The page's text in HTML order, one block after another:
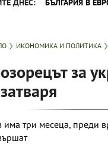
ДНЕС: БЪЛГАРИЯ В
ИКОНОМИКА И ПОЛИТИКА
за
има три месеца, преди